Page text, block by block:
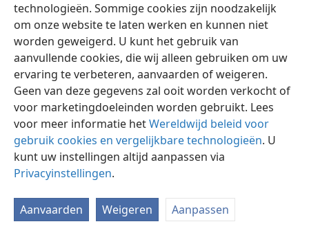
technologieën. Sommige cookies zijn noodzakelijk
om onze website te laten werken en kunnen niet
worden geweigerd. U kunt het gebruik van
aanvullende cookies, die wij alleen gebruiken om uw
ervaring te verbeteren, aanvaarden of weigeren.
Geen van deze gegevens zal ooit worden verkocht of
voor marketingdoeleinden worden gebruikt. Lees
voor meer informatie hetWereldwijd beleid voor
gebruik cookies en vergelijkbare technologieën. U
kunt uw instellingen altijd aanpassen via
Privacyinstellingen.
Aanvaarden Weigeren Aanpassen
Nederlands Instellingen
Copyright © 2026 Watch Tower Bible and Tract Society of Pennsylvania
Gebruiksvoorwaarden Privacybeleid
JW.ORG
Inloggen